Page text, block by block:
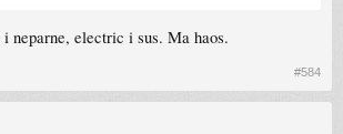
neparne, electric i sus. Ma haos.
#584